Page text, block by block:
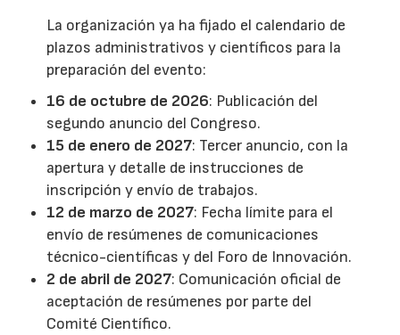
La organización ya ha fijado el calendario de
plazos administrativos y científicos para la
preparación del evento:
16 de octubre de 2026: Publicación del
segundo anuncio del Congreso.
15 de enero de 2027: Tercer anuncio, con la
apertura y detalle de instrucciones de
inscripción y envío de trabajos.
12 de marzo de 2027: Fecha límite para el
envío de resúmenes de comunicaciones
técnico-científicas y del Foro de Innovación.
2 de abril de 2027: Comunicación oficial de
aceptación de resúmenes por parte del
Comité Científico.